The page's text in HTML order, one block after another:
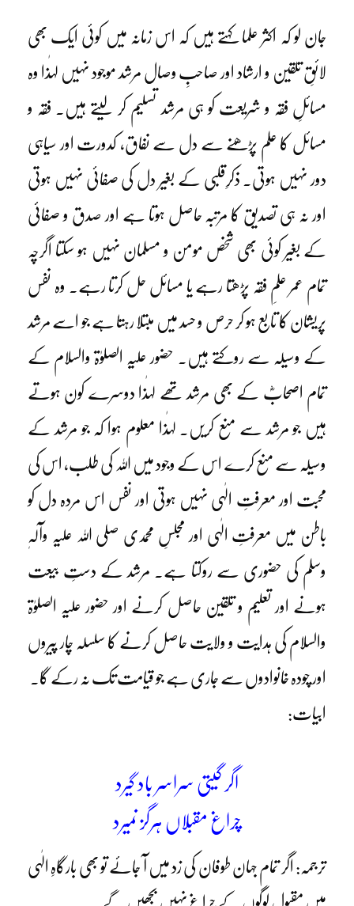
جان لو کہ اکثر علما کہتے ہیں کہ اس زمانہ میں کوئی ایک بھی
لائقِ تلقین و ارشاد اور صاحبِ وصال مرشد موجود نہیں لہٰذا وہ
مسائلِ فقہ و شریعت کو ہی مرشد تسلیم کر لیتے ہیں۔ فقہ و
مسائل کا علم پڑھنے سے دل سے نفاق، کدورت اور سیاہی
دور نہیں ہوتی۔ ذکرِقلبی کے بغیر دل کی صفائی نہیں ہوتی
اور نہ ہی تصدیق کا مرتبہ حاصل ہوتا ہے اور صدق و صفائی
کے بغیر کوئی بھی شخص مومن و مسلمان نہیں ہو سکتا اگرچہ
تمام عمر علمِ فقہ پڑھتا رہے یا مسائل حل کرتا رہے۔ وہ نفس
پریشان کا تابع ہو کر حرص و حسد میں مبتلا رہتا ہے جو اسے مرشد
کے وسیلہ سے روکتے ہیں۔ حضور علیہ الصلوٰۃ والسلام کے
تمام اصحابؓ کے بھی مرشد تھے لہٰذا دوسرے کون ہوتے
ہیں جو مرشد سے منع کریں۔ لہٰذا معلوم ہوا کہ جو مرشد کے
وسیلہ سے منع کرے اس کے وجود میں اللہ کی طلب، اس کی
محبت اور معرفتِ الٰہی نہیں ہوتی اور نفس اس مردہ دل کو
باطن میں معرفتِ الٰہی اور مجلسِ محمدی صلی اللہ علیہ وآلہٖ
وسلم کی حضوری سے روکتا ہے۔ مرشد کے دستِ بیعت
ہونے اور تعلیم و تلقین حاصل کرنے اور حضور علیہ الصلوٰۃ
والسلام کی ہدایت و ولایت حاصل کرنے کا سلسلہ چار پیروں
اور چودہ خانوادوں سے جاری ہے جو قیامت تک نہ رکے گا۔
ابیات:
اگر گیتی سراسر باد گیرد
چراغ مقبلاں ہرگز نمیرد
ترجمہ: اگر تمام جہان طوفان کی زد میں آ جائے تو بھی بارگاہِ الٰہی
میں مقبول لوگوں کے چراغ نہیں بجھیں گے۔